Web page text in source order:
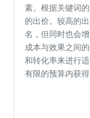
素。根据关键词
的出价。较高的
名，但同时也会
成本与效果之间
和转化率来进行
有限的预算内获得